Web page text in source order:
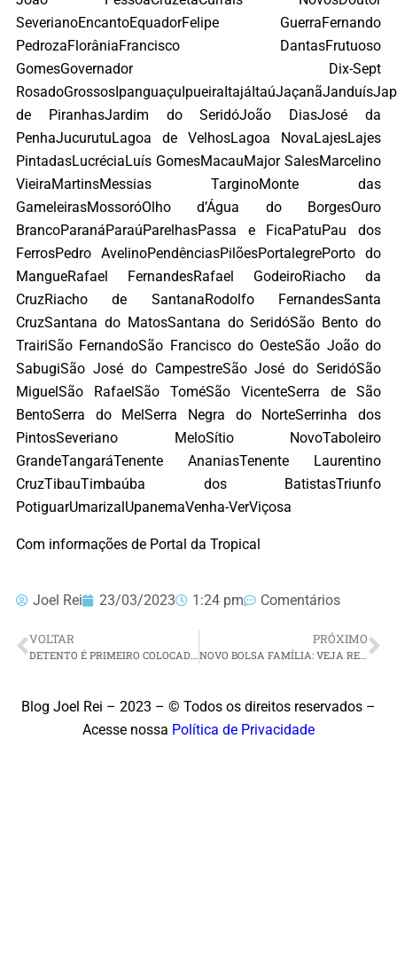
SeverianoEncantoEquadorFelipe GuerraFernando
PedrozaFlorâniaFrancisco DantasFrutuoso
GomesGovernador Dix-Sept
de PiranhasJardim do SeridóJoão DiasJosé da
PenhaJucurutuLagoa de VelhosLagoa NovaLajesLajes
PintadasLucréciaLuís GomesMacauMajor SalesMarcelino
VieiraMartinsMessias TarginoMonte das
GameleirasMossoróOlho d’Água do BorgesOuro
BrancoParanáParaúParelhasPassa e FicaPatuPau dos
FerrosPedro AvelinoPendênciasPilõesPortalegrePorto do
MangueRafael FernandesRafael GodeiroRiacho da
CruzRiacho de SantanaRodolfo FernandesSanta
CruzSantana do MatosSantana do SeridóSão Bento do
TrairiSão FernandoSão Francisco do OesteSão João do
SabugiSão José do CampestreSão José do SeridóSão
MiguelSão RafaelSão ToméSão VicenteSerra de São
BentoSerra do MelSerra Negra do NorteSerrinha dos
PintosSeveriano MeloSítio NovoTaboleiro
GrandeTangaráTenente AnaniasTenente Laurentino
CruzTibauTimbaúba dos BatistasTriunfo
PotiguarUmarizalUpanemaVenha-VerViçosa
Com informações de Portal da Tropical
Joel Rei 23/03/2023 1:24 pm Comentários
VOLTAR PRÓXIMO
NOVO BOLSA FAMÍLIA: VEJA REGRAS DO PROGRAMA E QUEM TEM DIREITO
Blog Joel Rei – 2023 – © Todos os direitos reservados –
Acesse nossa Política de Privacidade